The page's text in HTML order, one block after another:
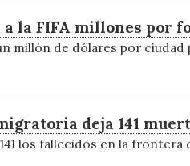
a la FIFA millones por
millón de dólares por
deja 141
los fallecidos en la